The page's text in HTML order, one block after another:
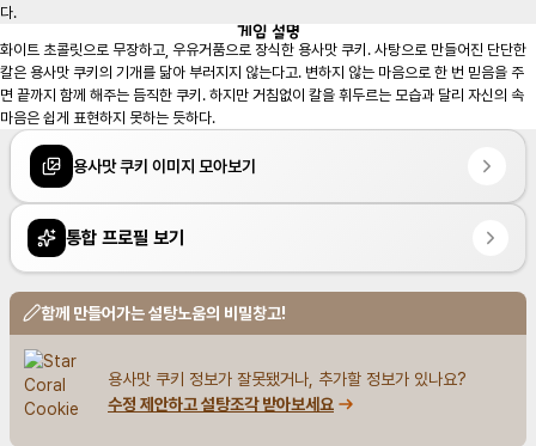
다.
게임 설명
화이트 초콜릿으로 무장하고, 우유거품으로 장식한 용사맛 쿠키. 사탕으로 만들어진 단단한
칼은 용사맛 쿠키의 기개를 닮아 부러지지 않는다고. 변하지 않는 마음으로 한 번 믿음을 주
면 끝까지 함께 해주는 듬직한 쿠키. 하지만 거침없이 칼을 휘두르는 모습과 달리 자신의 속
마음은 쉽게 표현하지 못하는 듯하다.
용사맛 쿠키 이미지 모아보기
통합 프로필 보기
함께 만들어가는 설탕노움의 비밀창고!
용사맛 쿠키 정보가 잘못됐거나, 추가할 정보가 있나요?
수정 제안하고 설탕조각 받아보세요